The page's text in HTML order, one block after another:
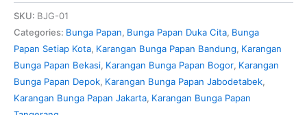
SKU: BJG-01
Categories: Bunga Papan, Bunga Papan Duka Cita, Bunga
Papan Setiap Kota, Karangan Bunga Papan Bandung, Karangan
Bunga Papan Bekasi, Karangan Bunga Papan Bogor, Karangan
Bunga Papan Depok, Karangan Bunga Papan Jabodetabek,
Karangan Bunga Papan Jakarta, Karangan Bunga Papan